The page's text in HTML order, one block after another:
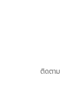
ติดตาม